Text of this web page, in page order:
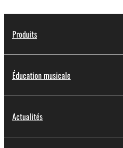
Produits
Éducation musicale
Actualités